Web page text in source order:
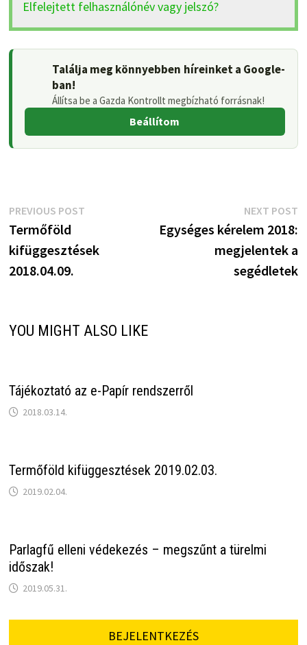
Elfelejtett felhasználónév vagy jelszó?
Találja meg könnyebben híreinket a Google-
ban!
Állítsa be a Gazda Kontrollt megbízható forrásnak!
Beállítom
Bejegyzés
navigáció
PREVIOUS POSTPrevious
Termőföld
kifüggesztések
2018.04.09.
NEXT POST
Egységes kérelem 2018:
megjelentek a
segédletek
YOU MIGHT ALSO LIKE
Tájékoztató az e-Papír rendszerről
2018.03.14.
Termőföld kifüggesztések 2019.02.03.
2019.02.04.
Parlagfű elleni védekezés – megszűnt a türelmi
időszak!
2019.05.31.
BEJELENTKEZÉS